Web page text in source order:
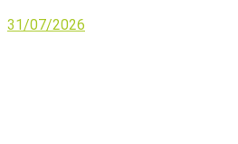
31/07/2026